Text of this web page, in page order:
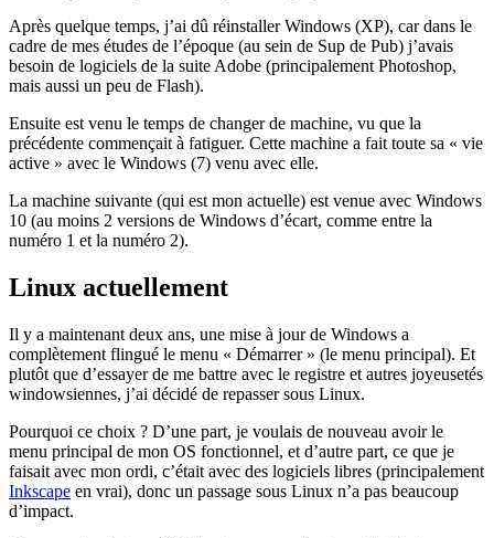
Après quelque temps, j’ai dû réinstaller Windows (XP), car dans le
cadre de mes études de l’époque (au sein de Sup de Pub) j’avais
besoin de logiciels de la suite Adobe (principalement Photoshop,
mais aussi un peu de Flash).
Ensuite est venu le temps de changer de machine, vu que la
précédente commençait à fatiguer. Cette machine a fait toute sa « vie
active » avec le Windows (7) venu avec elle.
La machine suivante (qui est mon actuelle) est venue avec Windows
10 (au moins 2 versions de Windows d’écart, comme entre la
numéro 1 et la numéro 2).
Linux actuellement
Il y a maintenant deux ans, une mise à jour de Windows a
complètement flingué le menu « Démarrer » (le menu principal). Et
plutôt que d’essayer de me battre avec le registre et autres joyeusetés
windowsiennes, j’ai décidé de repasser sous Linux.
Pourquoi ce choix ? D’une part, je voulais de nouveau avoir le
menu principal de mon OS fonctionnel, et d’autre part, ce que je
faisait avec mon ordi, c’était avec des logiciels libres (principalement
Inkscape en vrai), donc un passage sous Linux n’a pas beaucoup
d’impact.